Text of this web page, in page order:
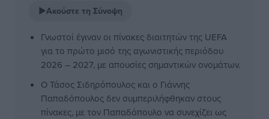
▶Ακούστε τη Σύνοψη
Γνωστοί έγιναν οι πίνακες διαιτητών της UEFA
για το πρώτο μισό της αγωνιστικής περιόδου
2026 – 2027, με απουσίες σημαντικών ονομάτων.
Ο Τάσος Σιδηρόπουλος και ο Γιάννης
Παπαδόπουλος δεν συμπεριλήφθηκαν στους
πίνακες, με τον Παπαδόπουλο να συνεχίζει ως